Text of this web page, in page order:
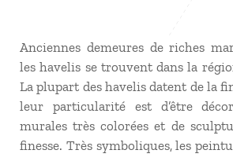
Anciennes demeures de riches
les havelis se trouvent dans la
La plupart des havelis datent de la
leur particularité est d’être
murales très colorées et de
finesse. Très symboliques, les